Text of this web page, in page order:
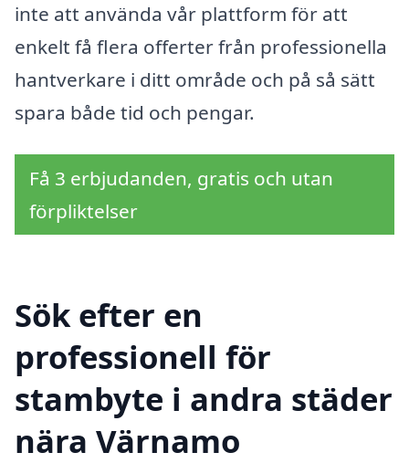
inte att använda vår plattform för att
enkelt få flera offerter från professionella
hantverkare i ditt område och på så sätt
spara både tid och pengar.
Få 3 erbjudanden, gratis och utan
förpliktelser
Sök efter en
professionell för
stambyte i andra städer
nära Värnamo